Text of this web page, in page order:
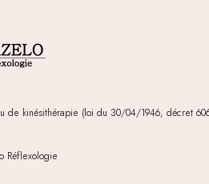
kinésithérapie (loi du 30/04/1946, décret
Réflexologie